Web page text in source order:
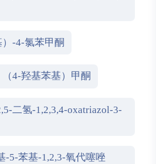
）-4-氯苯甲酮
（4-羟基苯基）甲酮
二氢-1,2,3,4-oxatriazol-3-
-5-苯基-1,2,3-氧代噻唑